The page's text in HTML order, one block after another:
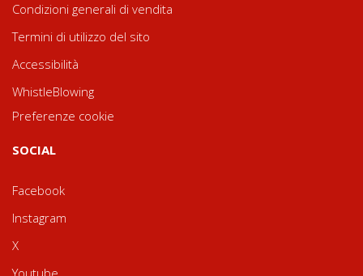
Condizioni generali di vendita
Termini di utilizzo del sito
Accessibilità
WhistleBlowing
Preferenze cookie
SOCIAL
Facebook
Instagram
X